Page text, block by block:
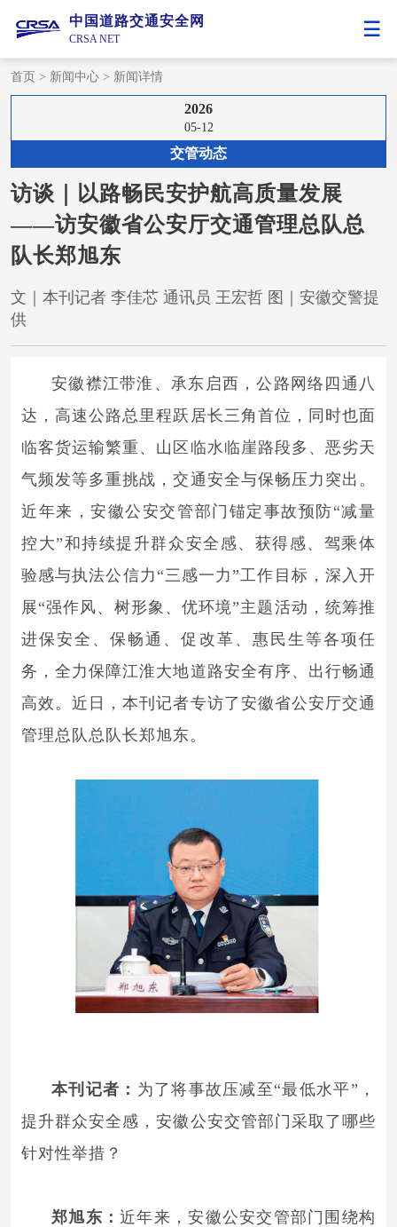
中国道路交通安全网
CRSA NET
首页 > 新闻中心 > 新闻详情
2026
05-12
交管动态
访谈｜以路畅民安护航高质量发展
——访安徽省公安厅交通管理总队总
队长郑旭东
文｜本刊记者 李佳芯 通讯员 王宏哲 图｜安徽交警提
供
安徽襟江带淮、承东启西，公路网络四通八
达，高速公路总里程跃居长三角首位，同时也面
临客货运输繁重、山区临水临崖路段多、恶劣天
气频发等多重挑战，交通安全与保畅压力突出。
近年来，安徽公安交管部门锚定事故预防“减量
控大”和持续提升群众安全感、获得感、驾乘体
验感与执法公信力“三感一力”工作目标，深入开
展“强作风、树形象、优环境”主题活动，统筹推
进保安全、保畅通、促改革、惠民生等各项任
务，全力保障江淮大地道路安全有序、出行畅通
高效。近日，本刊记者专访了安徽省公安厅交通
管理总队总队长郑旭东。
本刊记者： 为了将事故压减至“最低水平”，
提升群众安全感，安徽公安交管部门采取了哪些
针对性举措？
郑旭东：近年来，安徽公安交管部门围绕构